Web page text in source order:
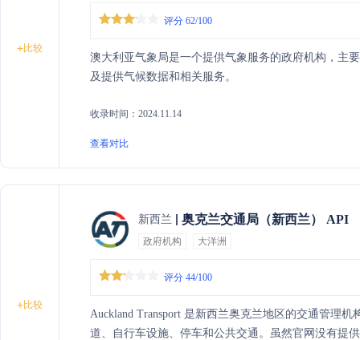
+比较
评分 62/100
澳大利亚气象局是一个提供气象服务的政府机构，主
及提供气候数据和相关服务。
收录时间：2024.11.14
查看对比
+比较
新西兰 奥克兰交通局（新西兰） API
政府机构 大洋洲
评分 44/100
Auckland Transport 是新西兰奥克兰地区的交通管理
道、自行车设施、停车和公共交通。虽然官网没有提